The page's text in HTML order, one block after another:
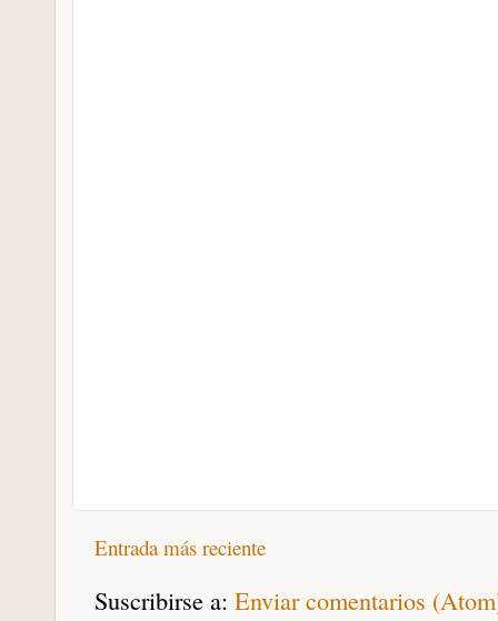
Entrada más reciente
Suscribirse a: Enviar comentarios